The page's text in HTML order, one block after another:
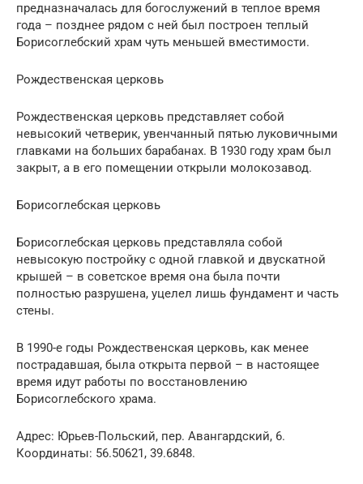
предназначалась для богослужений в теплое время
года – позднее рядом с ней был построен теплый
Борисоглебский храм чуть меньшей вместимости.
Рождественская церковь
Рождественская церковь представляет собой
невысокий четверик, увенчанный пятью луковичными
главками на больших барабанах. В 1930 году храм был
закрыт, а в его помещении открыли молокозавод.
Борисоглебская церковь
Борисоглебская церковь представляла собой
невысокую постройку с одной главкой и двускатной
крышей – в советское время она была почти
полностью разрушена, уцелел лишь фундамент и часть
стены.
В 1990-е годы Рождественская церковь, как менее
пострадавшая, была открыта первой – в настоящее
время идут работы по восстановлению
Борисоглебского храма.
Адрес: Юрьев-Польский, пер. Авангардский, 6.
Координаты: 56.50621, 39.6848.